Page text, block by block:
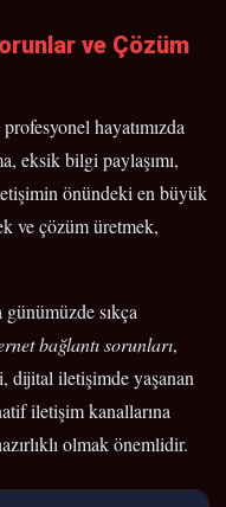
ve Çözüm
hayatımızda
eksik bilgi paylaşımı,
önündeki en büyük
ve çözüm üretmek,
sıkça
bağlantı sorunları,
dijital iletişimde yaşanan
iletişim kanallarına
olmak önemlidir.